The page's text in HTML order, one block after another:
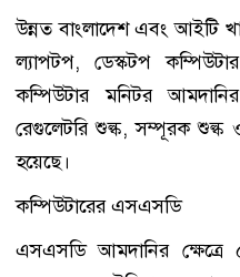
উন্নত বাংলাদেশ এবং আইটি
ল্যাপটপ, ডেস্কটপ
কম্পিউটার মনিটর
রেগুলেটরি শুল্ক, সম্পূরক শুল্ক ও
হয়েছে।
কম্পিউটারের এসএসডি
এসএসডি আমদানির